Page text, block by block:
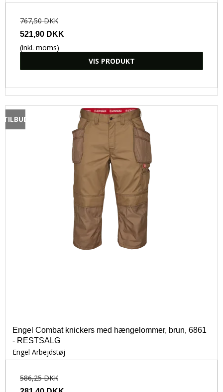
767,50 DKK
521,90 DKK
(inkl. moms)
VIS PRODUKT
TILBUD
Engel Combat knickers med hængelommer, brun, 6861
- RESTSALG
Engel Arbejdstøj
586,25 DKK